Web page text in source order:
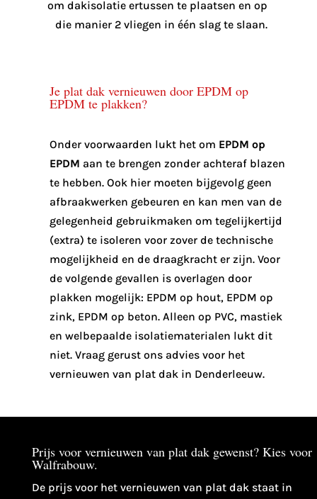
om dakisolatie ertussen te plaatsen en op
die manier 2 vliegen in één slag te slaan.
Je plat dak vernieuwen door EPDM op
EPDM te plakken?
Onder voorwaarden lukt het om EPDM op
EPDM aan te brengen zonder achteraf blazen
te hebben. Ook hier moeten bijgevolg geen
afbraakwerken gebeuren en kan men van de
gelegenheid gebruikmaken om tegelijkertijd
(extra) te isoleren voor zover de technische
mogelijkheid en de draagkracht er zijn. Voor
de volgende gevallen is overlagen door
plakken mogelijk: EPDM op hout, EPDM op
zink, EPDM op beton. Alleen op PVC, mastiek
en welbepaalde isolatiematerialen lukt dit
niet. Vraag gerust ons advies voor het
vernieuwen van plat dak in Denderleeuw.
Prijs voor vernieuwen van plat dak gewenst? Kies voor
Walfrabouw.
De prijs voor het vernieuwen van plat dak staat in